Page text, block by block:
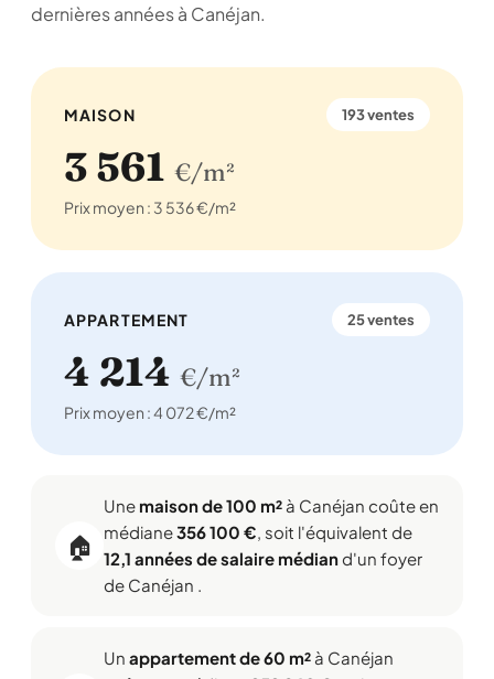
dernières années à Canéjan.
MAISON 193 ventes
3 561 €/m²
Prix moyen : 3 536 €/m²
APPARTEMENT 25 ventes
4 214 €/m²
Prix moyen : 4 072 €/m²
🏠
Une maison de 100 m² à Canéjan coûte en
médiane356 100 €, soit l'équivalent de
12,1 années de salaire médiand'un foyer
de Canéjan .
Un appartement de 60 m² à Canéjan